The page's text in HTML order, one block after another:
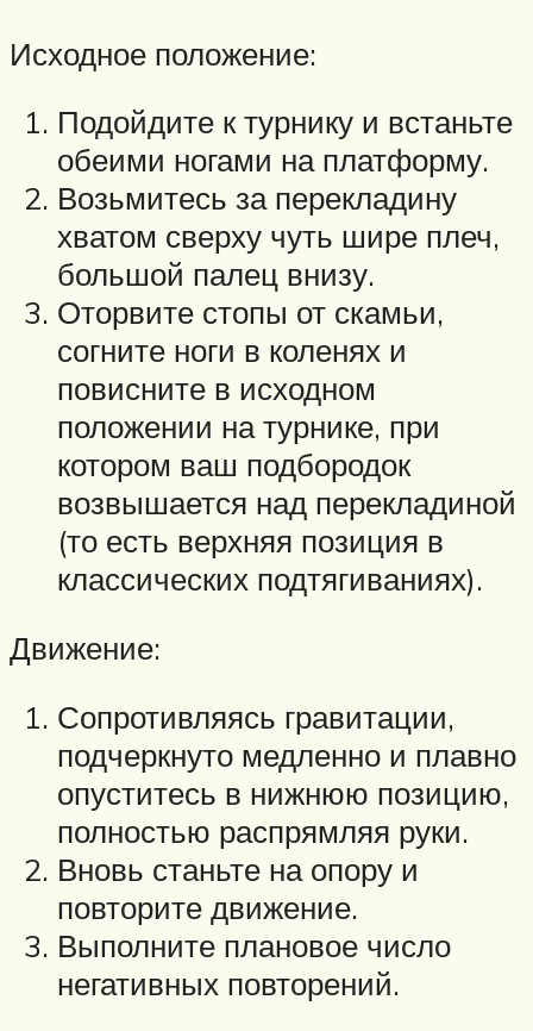
Исходное положение:
Подойдите к турнику и встаньте
обеими ногами на платформу.
Возьмитесь за перекладину
хватом сверху чуть шире плеч,
большой палец внизу.
Оторвите стопы от скамьи,
согните ноги в коленях и
повисните в исходном
положении на турнике, при
котором ваш подбородок
возвышается над перекладиной
(то есть верхняя позиция в
классических подтягиваниях).
Движение:
Сопротивляясь гравитации,
подчеркнуто медленно и плавно
опуститесь в нижнюю позицию,
полностью распрямляя руки.
Вновь станьте на опору и
повторите движение.
Выполните плановое число
негативных повторений.